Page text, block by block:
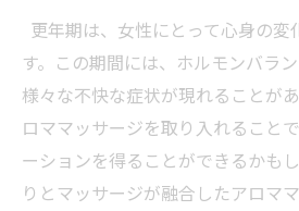
更年期は、女性にとって心身の変
す。この期間には、ホルモンバラン
様々な不快な症状が現れることが
ロママッサージを取り入れること
ーションを得ることができるかも
りとマッサージが融合したアロマ